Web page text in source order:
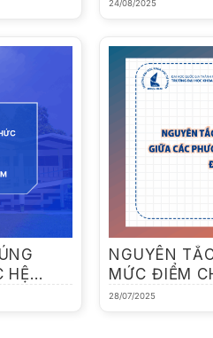
24/08/2025
HỆ
NGUYÊN
MỨC ĐIỂM
THỨC XÉT
28/07/2025